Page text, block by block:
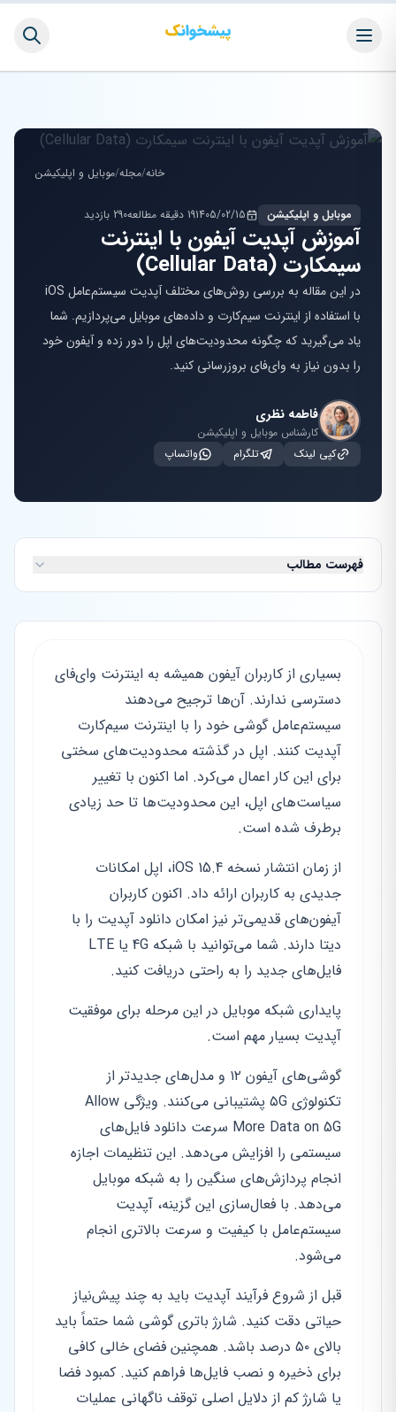
خانه/مجله/موبایل و اپلیکیشن
موبایل و اپلیکیشن 1405/02/1519 دقیقه مطالعه 290 بازدید
آموزش آپدیت آیفون با اینترنت
سیمکارت (Cellular Data)
در این مقاله به بررسی روش‌های مختلف آپدیت سیستم‌عامل iOS
با استفاده از اینترنت سیم‌کارت و داده‌های موبایل می‌پردازیم. شما
یاد می‌گیرید که چگونه محدودیت‌های اپل را دور زده و آیفون خود
را بدون نیاز به وای‌فای بروزرسانی کنید.
فاطمه نظری
کارشناس موبایل و اپلیکیشن
کپی لینک
تلگرام واتساپ
فهرست مطالب
بسیاری از کاربران آیفون همیشه به اینترنت وای‌فای
دسترسی ندارند. آن‌ها ترجیح می‌دهند
سیستم‌عامل گوشی خود را با اینترنت سیم‌کارت
آپدیت کنند. اپل در گذشته محدودیت‌های سختی
برای این کار اعمال می‌کرد. اما اکنون با تغییر
سیاست‌های اپل، این محدودیت‌ها تا حد زیادی
برطرف شده است.
از زمان انتشار نسخه iOS 15.4، اپل امکانات
جدیدی به کاربران ارائه داد. اکنون کاربران
آیفون‌های قدیمی‌تر نیز امکان دانلود آپدیت را با
دیتا دارند. شما می‌توانید با شبکه 4G یا LTE
فایل‌های جدید را به راحتی دریافت کنید.
پایداری شبکه موبایل در این مرحله برای موفقیت
آپدیت بسیار مهم است.
گوشی‌های آیفون ۱۲ و مدل‌های جدیدتر از
تکنولوژی ۵G پشتیبانی می‌کنند. ویژگی Allow
More Data on 5G سرعت دانلود فایل‌های
سیستمی را افزایش می‌دهد. این تنظیمات اجازه
انجام پردازش‌های سنگین را به شبکه موبایل
می‌دهد. با فعال‌سازی این گزینه، آپدیت
سیستم‌عامل با کیفیت و سرعت بالاتری انجام
می‌شود.
قبل از شروع فرآیند آپدیت باید به چند پیش‌نیاز
حیاتی دقت کنید. شارژ باتری گوشی شما حتماً باید
بالای ۵۰ درصد باشد. همچنین فضای خالی کافی
برای ذخیره و نصب فایل‌ها فراهم کنید. کمبود فضا
یا شارژ کم از دلایل اصلی توقف ناگهانی عملیات